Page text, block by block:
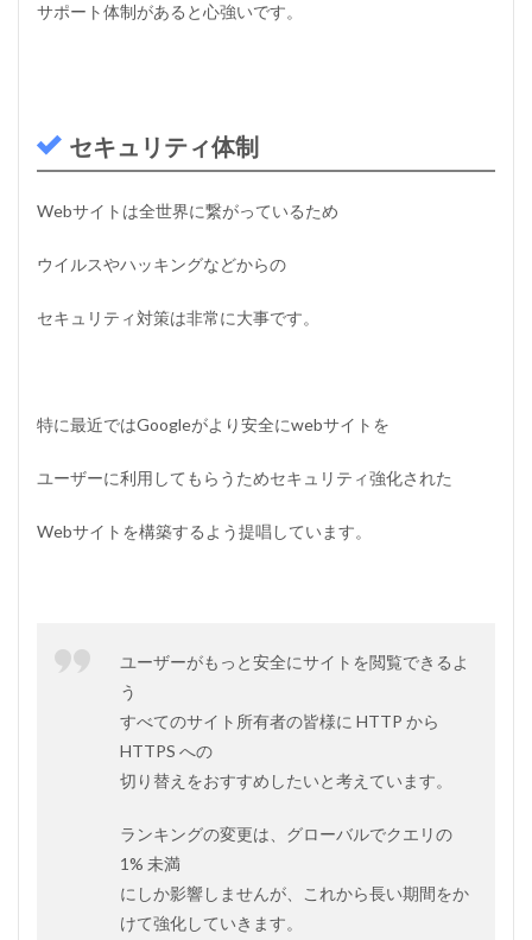
サポート体制があると心強いです。
セキュリティ体制
Webサイトは全世界に繋がっているため
ウイルスやハッキングなどからの
セキュリティ対策は非常に大事です。
特に最近ではGoogleがより安全にwebサイトを
ユーザーに利用してもらうためセキュリティ強化された
Webサイトを構築するよう提唱しています。
ユーザーがもっと安全にサイトを閲覧できるよ
う
すべてのサイト所有者の皆様に HTTP から
HTTPS への
切り替えをおすすめしたいと考えています。
ランキングの変更は、グローバルでクエリの
1% 未満
にしか影響しませんが、これから長い期間をか
けて強化していきます。